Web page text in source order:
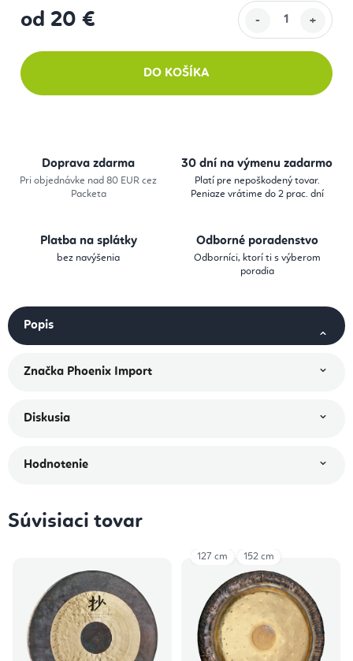
od 20 €
DO KOŠÍKA
Doprava zdarma
Pri objednávke nad 80 EUR cez
Packeta
30 dní na výmenu zadarmo
Platí pre nepoškodený tovar.
Peniaze vrátime do 2 prac. dní
Platba na splátky
bez navýšenia
Odborné poradenstvo
Odborníci, ktorí ti s výberom
poradia
Popis
Značka Phoenix Import
Diskusia
Hodnotenie
Súvisiaci tovar
127 cm 152 cm